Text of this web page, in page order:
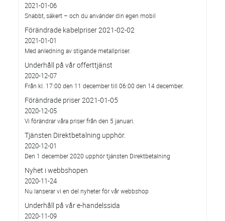
2021-01-06
Snabbt, säkert – och du använder din egen mobil
Förändrade kabelpriser 2021-02-02
2021-01-01
Med anledning av stigande metallpriser.
Underhåll på vår offerttjänst
2020-12-07
Från kl. 17:00 den 11 december till 06:00 den 14 december.
Förändrade priser 2021-01-05
2020-12-05
Vi förändrar våra priser från den 5 januari.
Tjänsten Direktbetalning upphör.
2020-12-01
Den 1 december 2020 upphör tjänsten Direktbetalning
Nyhet i webbshopen
2020-11-24
Nu lanserar vi en del nyheter för vår webbshop
Underhåll på vår e-handelssida
2020-11-09